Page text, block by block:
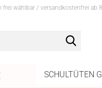
frei wählbar / versandkostenfrei ab
SCHULTÜTEN